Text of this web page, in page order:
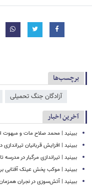
برچسب‌ها
آزادگان جنگ تحمیلی
آخرین اخبار
ببینید | محمد صلاح مات و مبهوت
ببینید | افزایش قربانیان
ببینید | تیراندازی مرگبار در مدرسه‌
ببینید | موکب پخش عینک آفتابی
ببینید | آتش‌سوزی در نجران